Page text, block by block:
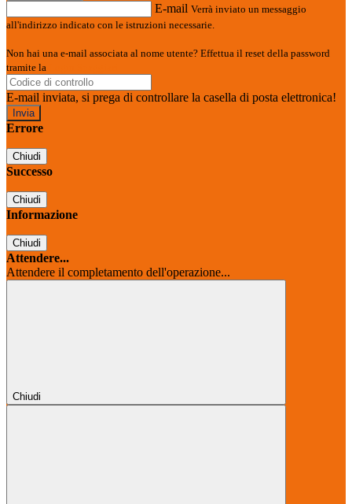
E-mail Verrà inviato un messaggio
all'indirizzo indicato con le istruzioni necessarie.
Non hai una e-mail associata al nome utente? Effettua il reset della password
tramite la
E-mail inviata, si prega di controllare la casella di posta elettronica!
Errore
Chiudi
Successo
Chiudi
Informazione
Chiudi
Attendere...
Attendere il completamento dell'operazione...
Chiudi